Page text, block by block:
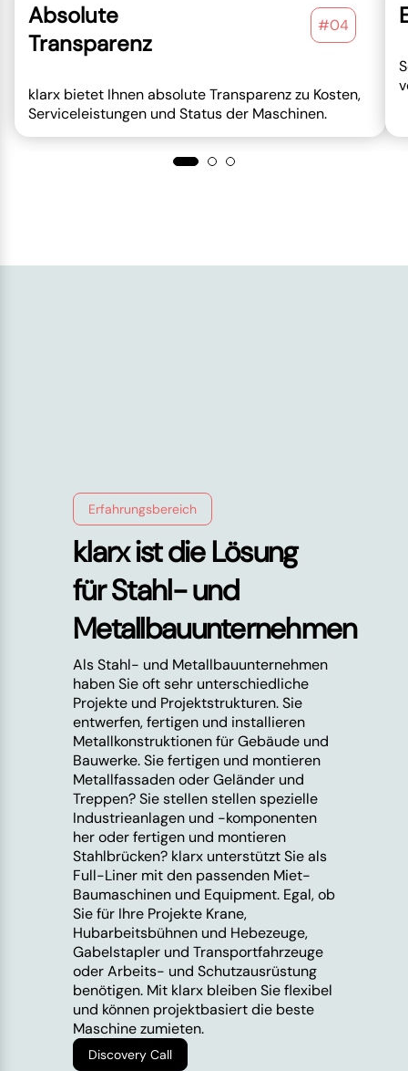
#04
Absolute
Transparenz
klarx bietet Ihnen absolute Transparenz zu Kosten,
Serviceleistungen und Status der Maschinen.
Erfahrungsbereich
klarx ist die Lösung
für Stahl- und
Metallbauunternehmen
Als Stahl- und Metallbauunternehmen
haben Sie oft sehr unterschiedliche
Projekte und Projektstrukturen. Sie
entwerfen, fertigen und installieren
Metallkonstruktionen für Gebäude und
Bauwerke. Sie fertigen und montieren
Metallfassaden oder Geländer und
Treppen? Sie stellen stellen spezielle
Industrieanlagen und -komponenten
her oder fertigen und montieren
Stahlbrücken? klarx unterstützt Sie als
Full-Liner mit den passenden Miet-
Baumaschinen und Equipment. Egal, ob
Sie für Ihre Projekte Krane,
Hubarbeitsbühnen und Hebezeuge,
Gabelstapler und Transportfahrzeuge
oder Arbeits- und Schutzausrüstung
benötigen. Mit klarx bleiben Sie flexibel
und können projektbasiert die beste
Maschine zumieten.
Discovery Call